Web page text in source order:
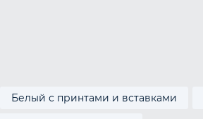
Белый с принтами и вставками